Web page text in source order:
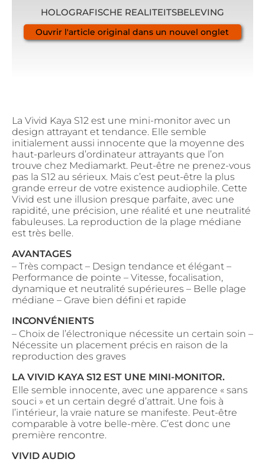
HOLOGRAFISCHE REALITEITSBELEVING
Ouvrir l'article original dans un nouvel onglet
La Vivid Kaya S12 est une mini-monitor avec un
design attrayant et tendance. Elle semble
initialement aussi innocente que la moyenne des
haut-parleurs d’ordinateur attrayants que l’on
trouve chez Mediamarkt. Peut-être ne prenez-vous
pas la S12 au sérieux. Mais c’est peut-être la plus
grande erreur de votre existence audiophile. Cette
Vivid est une illusion presque parfaite, avec une
rapidité, une précision, une réalité et une neutralité
fabuleuses. La reproduction de la plage médiane
est très belle.
AVANTAGES
– Très compact – Design tendance et élégant –
Performance de pointe – Vitesse, focalisation,
dynamique et neutralité supérieures – Belle plage
médiane – Grave bien défini et rapide
INCONVÉNIENTS
– Choix de l’électronique nécessite un certain soin –
Nécessite un placement précis en raison de la
reproduction des graves
LA VIVID KAYA S12 EST UNE MINI-MONITOR.
Elle semble innocente, avec une apparence « sans
souci » et un certain degré d’attrait. Une fois à
l’intérieur, la vraie nature se manifeste. Peut-être
comparable à votre belle-mère. C’est donc une
première rencontre.
VIVID AUDIO